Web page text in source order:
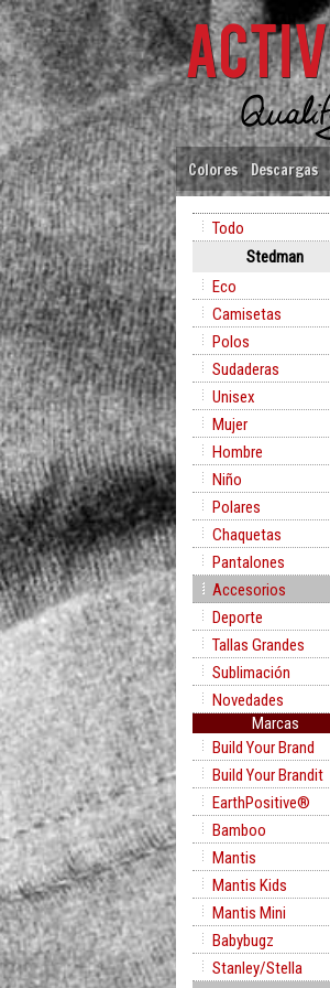
Colores Descargas
Todo
Stedman
Eco
Camisetas
Polos
Sudaderas
Unisex
Mujer
Hombre
Niño
Polares
Chaquetas
Pantalones
Accesorios
Deporte
Tallas Grandes
Sublimación
Novedades
Marcas
Build Your Brand
Build Your Brandit
EarthPositive®
Bamboo
Mantis
Mantis Kids
Mantis Mini
Babybugz
Stanley/Stella